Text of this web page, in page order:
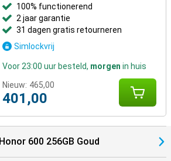
100% functionerend
2 jaar garantie
31 dagen gratis retourneren
Simlockvrij
Voor 23:00 uur besteld, morgen in huis
Nieuw: 465,00
401,00
600 256GB Goud